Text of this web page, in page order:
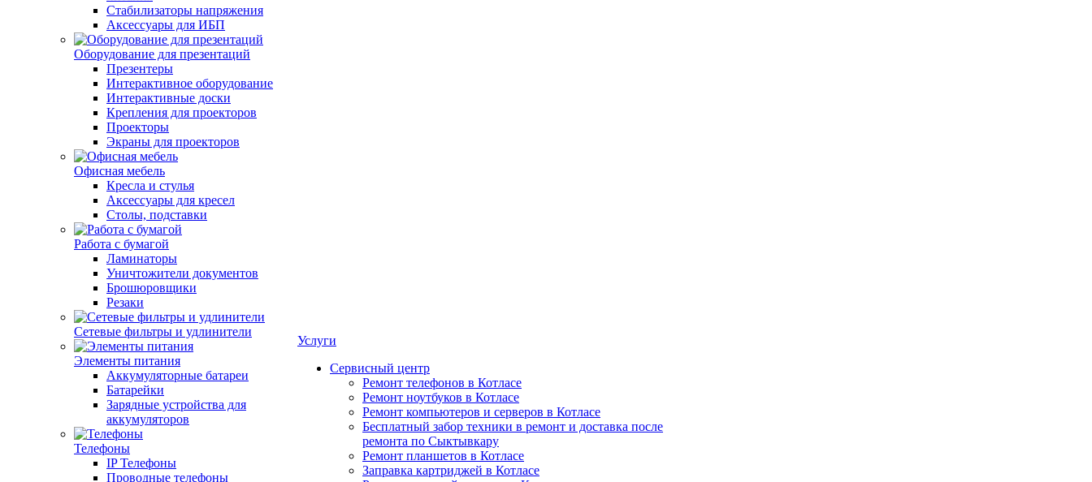
Стабилизаторы напряжения
Аксессуары для ИБП
Оборудование для презентаций
Презентеры
Интерактивное оборудование
Интерактивные доски
Крепления для проекторов
Проекторы
Экраны для проекторов
Офисная мебель
Кресла и стулья
Аксессуары для кресел
Столы, подставки
Работа с бумагой
Ламинаторы
Уничтожители документов
Брошюровщики
Резаки
Сетевые фильтры и удлинители
Элементы питания
Аккумуляторные батареи
Батарейки
Зарядные устройства для
аккумуляторов
Телефоны
IP Телефоны
Проводные телефоны
Услуги
Сервисный центр
Ремонт телефонов в Котлаcе
Ремонт ноутбуков в Котлаcе
Ремонт компьютеров и серверов в Котлаcе
Бесплатный забор техники в ремонт и доставка после
ремонта по Сыктывкару
Ремонт планшетов в Котлаcе
Заправка картриджей в Котлаcе